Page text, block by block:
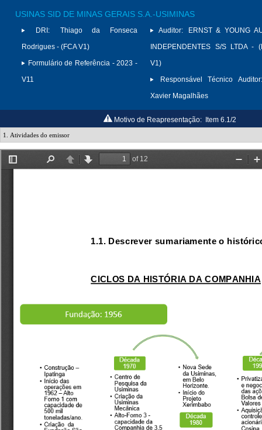
USINAS SID DE MINAS GERAIS S.A.-USIMINAS
DRI:
Thiago da Fonseca
Rodrigues - (FCA V1)
Formulário de Referência - 2023 -
V11
Auditor:
ERNST & YOUNG
INDEPENDENTES S/S LTDA -
V1)
Responsável Técnico Auditor:
Xavier Magalhães
Motivo de Reapresentação: Item 6.1/2